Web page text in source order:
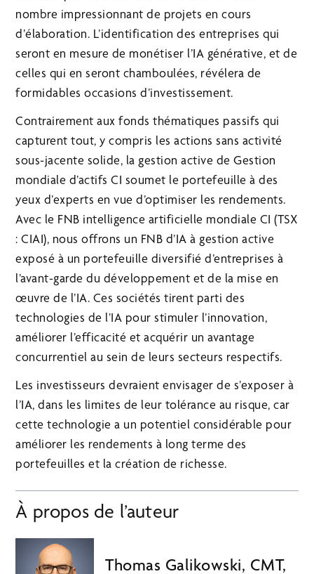
nombre impressionnant de projets en cours
d’élaboration. L’identification des entreprises qui
seront en mesure de monétiser l’IA générative, et de
celles qui en seront chamboulées, révélera de
formidables occasions d’investissement.
Contrairement aux fonds thématiques passifs qui
capturent tout, y compris les actions sans activité
sous-jacente solide, la gestion active de Gestion
mondiale d’actifs CI soumet le portefeuille à des
yeux d’experts en vue d’optimiser les rendements.
Avec le FNB intelligence artificielle mondiale CI (TSX
: CIAI), nous offrons un FNB d’IA à gestion active
exposé à un portefeuille diversifié d’entreprises à
l’avant-garde du développement et de la mise en
œuvre de l’IA. Ces sociétés tirent parti des
technologies de l’IA pour stimuler l’innovation,
améliorer l’efficacité et acquérir un avantage
concurrentiel au sein de leurs secteurs respectifs.
Les investisseurs devraient envisager de s’exposer à
l’IA, dans les limites de leur tolérance au risque, car
cette technologie a un potentiel considérable pour
améliorer les rendements à long terme des
portefeuilles et la création de richesse.
À propos de l’auteur
Thomas Galikowski, CMT,